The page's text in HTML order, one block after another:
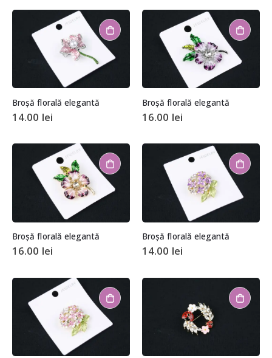
Broșă florală elegantă
14.00 lei
Broșă florală elegantă
16.00 lei
Broșă florală elegantă
16.00 lei
Broșă florală elegantă
14.00 lei